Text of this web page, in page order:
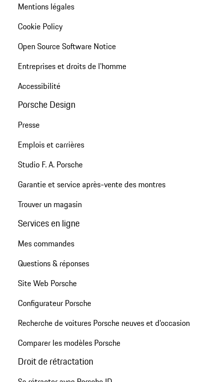
Mentions légales
Cookie Policy
Open Source Software Notice
Entreprises et droits de l'homme
Accessibilité
Porsche Design
Presse
Emplois et carrières
Studio F. A. Porsche
Garantie et service après-vente des montres
Trouver un magasin
Services en ligne
Mes commandes
Questions & réponses
Site Web Porsche
Configurateur Porsche
Recherche de voitures Porsche neuves et d'occasion
Comparer les modèles Porsche
Droit de rétractation